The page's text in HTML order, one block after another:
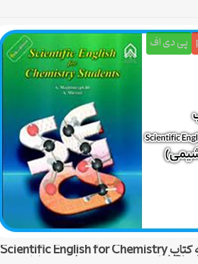
پی دی اف
ترجمه کتاب Scientific English for Chemistry